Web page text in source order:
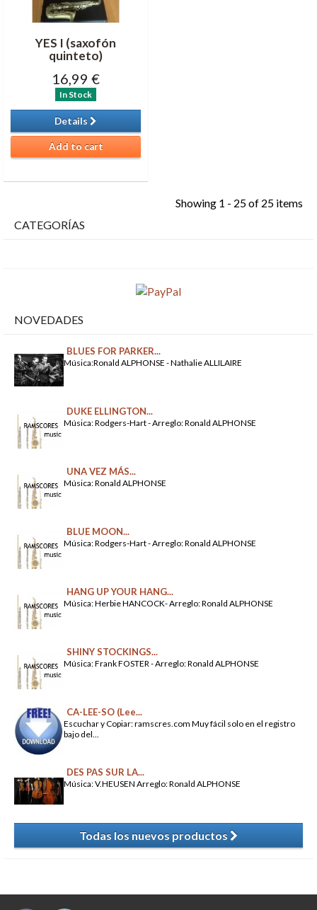
YES I (saxofón
quinteto)
16,99 €
In Stock
Details
Add to cart
Showing 1 - 25 of 25 items
CATEGORÍAS
NOVEDADES
BLUES FOR PARKER...
Música:Ronald ALPHONSE - Nathalie ALLILAIRE
DUKE ELLINGTON...
Música: Rodgers-Hart - Arreglo: Ronald ALPHONSE
UNA VEZ MÁS...
Música: Ronald ALPHONSE
BLUE MOON...
Música: Rodgers-Hart - Arreglo: Ronald ALPHONSE
HANG UP YOUR HANG...
Música: Herbie HANCOCK- Arreglo: Ronald ALPHONSE
SHINY STOCKINGS...
Música: Frank FOSTER - Arreglo: Ronald ALPHONSE
CA-LEE-SO (Lee...
Escuchar y Copiar: ramscres.com Muy fácil solo en el registro
bajo del...
DES PAS SUR LA...
Música: V.HEUSEN Arreglo: Ronald ALPHONSE
Todas los nuevos productos